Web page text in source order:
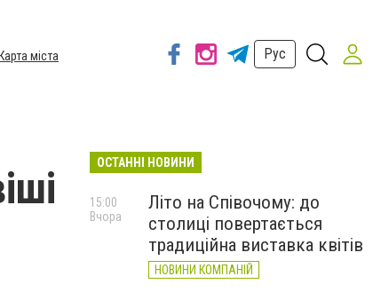
Карта міста
Рус
ОСТАННІ НОВИНИ
Літо на Співочому: до
столиці повертається
традиційна виставка квітів
НОВИНИ КОМПАНІЙ
15:00
Вчора